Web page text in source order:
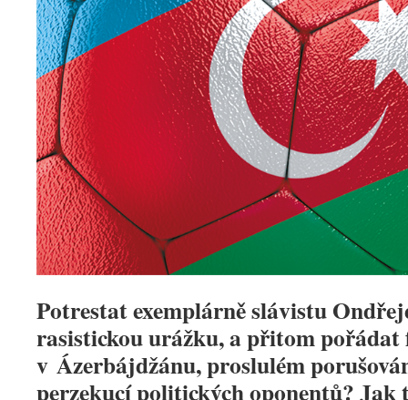
Potrestat exemplárně slávistu
rasistickou urážku, a přitom pořádat
v Ázerbájdžánu, proslulém
perzekucí politických oponentů?